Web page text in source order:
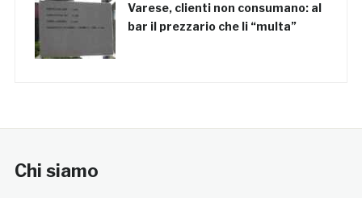
Varese, clienti non consumano: al
bar il prezzario che li “multa”
Chi siamo